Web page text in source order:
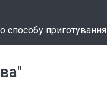
способу приготування